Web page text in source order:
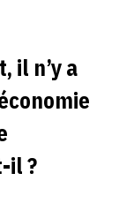
il n’y a
il ?